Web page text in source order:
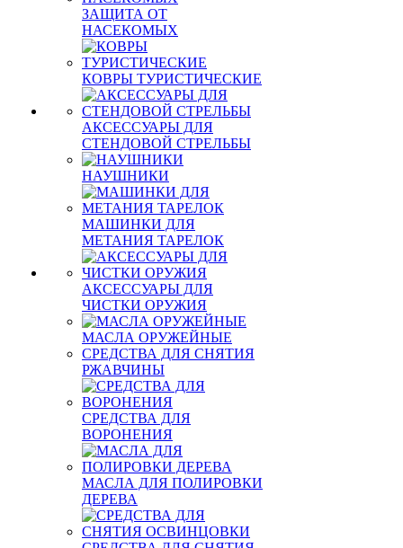
ЗАЩИТА ОТ
НАСЕКОМЫХ
КОВРЫ ТУРИСТИЧЕСКИЕ
АКСЕССУАРЫ ДЛЯ
СТЕНДОВОЙ СТРЕЛЬБЫ
НАУШНИКИ
МАШИНКИ ДЛЯ
МЕТАНИЯ ТАРЕЛОК
АКСЕССУАРЫ ДЛЯ
ЧИСТКИ ОРУЖИЯ
МАСЛА ОРУЖЕЙНЫЕ
СРЕДСТВА ДЛЯ СНЯТИЯ
РЖАВЧИНЫ
СРЕДСТВА ДЛЯ
ВОРОНЕНИЯ
МАСЛА ДЛЯ ПОЛИРОВКИ
ДЕРЕВА